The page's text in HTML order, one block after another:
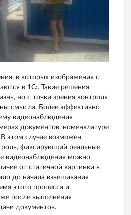
в которых изображения с
в 1С:. Такие решения
но с точки зрения контроля
смысла. Более эффективно
видеонаблюдения
документов, номенклатуре
этом случае возможен
фиксирующий реальные
видеонаблюдения можно
от статичной картинки в
до начала взвешивания
этого процесса и
после выполнения
документов.